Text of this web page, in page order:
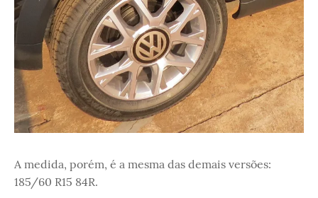
A medida, porém, é a mesma das demais versões:
185/60 R15 84R.